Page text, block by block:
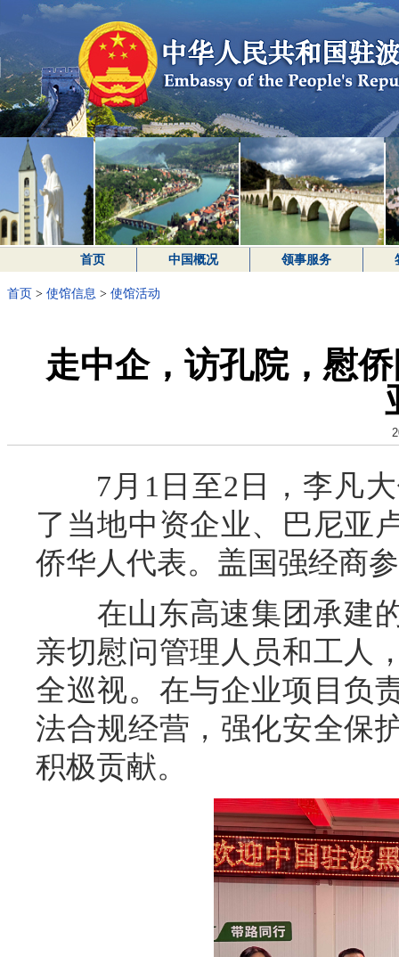
首页 中国概况 领事服务
首页 > 使馆信息 > 使馆活动
走中企，访孔院，慰
7月1日至2日，李凡大
了当地中资企业、巴尼亚
侨华人代表。盖国强经商
在山东高速集团承建的
亲切慰问管理人员和工人
全巡视。在与企业项目负
法合规经营，强化安全保
积极贡献。